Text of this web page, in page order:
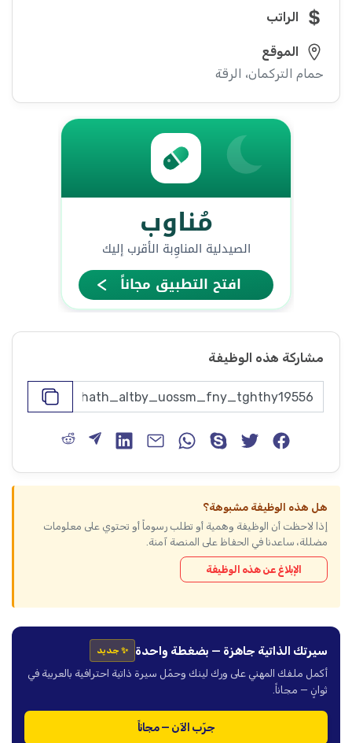
الراتب
الموقع
حمام التركمان، الرقة
مشاركة هذه الوظيفة
هل هذه الوظيفة مشبوهة؟
إذا لاحظت أن الوظيفة وهمية أو تطلب رسوماً أو تحتوي على معلومات
مضللة، ساعدنا في الحفاظ على المنصة آمنة.
الإبلاغ عن هذه الوظيفة
سيرتك الذاتية جاهزة — بضغطة واحدة ✨ جديد
أكمل ملفك المهني على ورك لينك وحمّل سيرة ذاتية احترافية بالعربية في
ثوانٍ — مجاناً.
جرّب الآن — مجاناً